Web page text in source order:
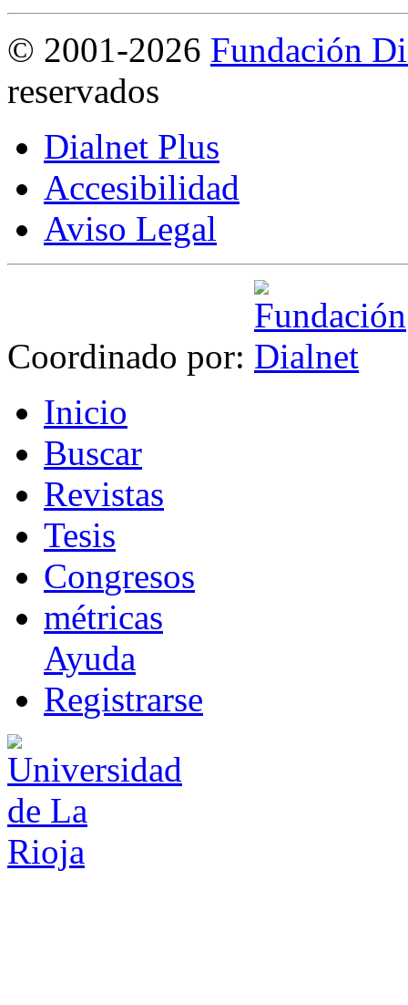
© 2001-2026 Fundación
reservados
Dialnet Plus
Accesibilidad
Aviso Legal
Coordinado por:
Inicio
Buscar
Revistas
Tesis
Congresos
métricas
Ayuda
Registrarse